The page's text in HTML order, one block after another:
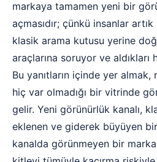
markaya tamamen yeni bir
açmasıdır; çünkü insanlar
klasik arama kutusu yerine
araçlarına soruyor ve aldıkları
Bu yanıtların içinde yer almak,
hiç var olmadığı bir vitrinde
gelir. Yeni görünürlük kanalı,
eklenen ve giderek büyüyen bir
kanalda görünmeyen bir